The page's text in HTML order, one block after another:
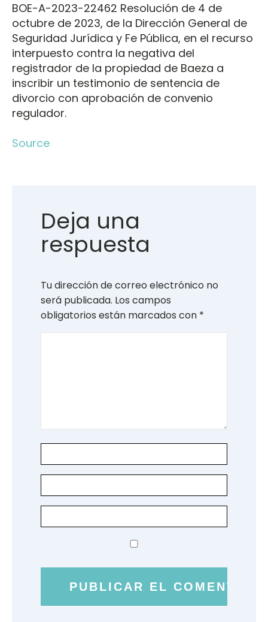
BOE-A-2023-22462 Resolución de 4 de
octubre de 2023, de la Dirección General de
Seguridad Jurídica y Fe Pública, en el recurso
interpuesto contra la negativa del
registrador de la propiedad de Baeza a
inscribir un testimonio de sentencia de
divorcio con aprobación de convenio
regulador.
Source
Deja una
respuesta
Tu dirección de correo electrónico no
será publicada. Los campos
obligatorios están marcados con *